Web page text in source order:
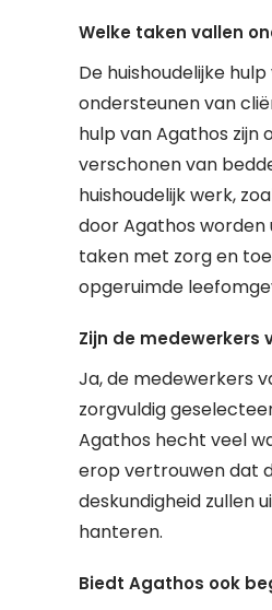
Welke taken vallen
De huishoudelijke
ondersteunen van
hulp van Agathos zijn
verschonen van
huishoudelijk werk,
door Agathos
taken met zorg en
opgeruimde
Zijn de medewerkers
Ja, de medewerkers
zorgvuldig
Agathos hecht veel
erop vertrouwen dat
deskundigheid zullen
hanteren.
Biedt Agathos ook